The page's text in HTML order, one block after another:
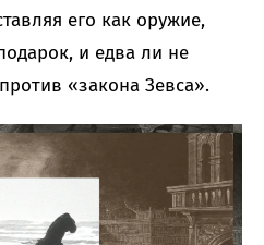
его как оружие,
и едва ли не
«закона Зевса».